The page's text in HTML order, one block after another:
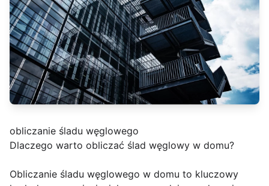
obliczanie śladu węglowego
Dlaczego warto obliczać ślad węglowy w domu?
Obliczanie śladu węglowego w domu to kluczowy